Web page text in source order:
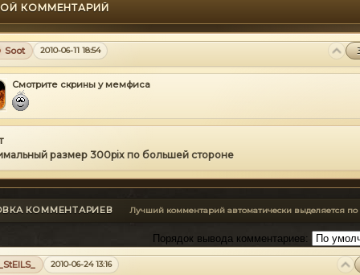
КОММЕНТАРИЙ
Soot 2010-06-11 18:54
Смотрите скрины у мемфиса
размер 300pix по большей стороне
КОММЕНТАРИЕВ Лучший комментарий автоматически выделяется по
Порядок вывода комментариев:
_StElLS_ 2010-06-24 13:16